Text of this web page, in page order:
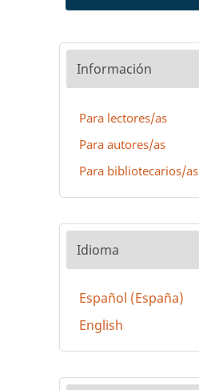
Información
Para lectores/as
Para autores/as
Para bibliotecarios/as
Idioma
Español (España)
English